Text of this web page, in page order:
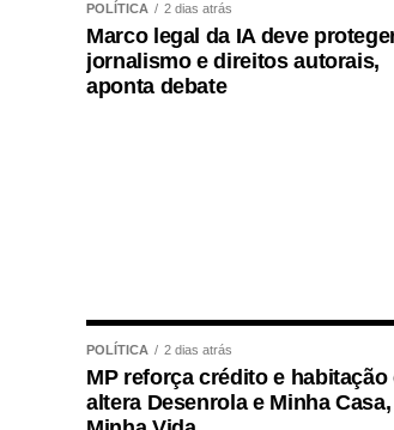
estavam associadas a
relevantes foi a
Quanto menor a força e
Emagrecer ,
POLÍTICA 2 dias atrás
Marco legal da IA deve
jornalismo e direitos autorais,
aponta debate
POLÍTICA 2 dias atrás
MP reforça crédito e habitação
altera Desenrola e Minha Casa,